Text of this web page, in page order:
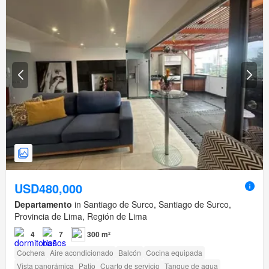
USD480,000
Departamento in Santiago de Surco, Santiago de Surco,
Provincia de Lima, Región de Lima
4 7 300 m²
Cochera Aire acondicionado Balcón Cocina equipada
Vista panorámica Patio Cuarto de servicio Tanque de agua